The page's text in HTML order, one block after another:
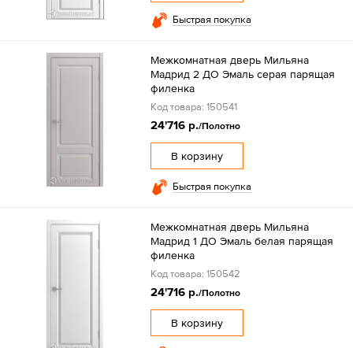
Быстрая покупка
Межкомнатная дверь Мильяна
Мадрид 2 ДО Эмаль серая парящая
филенка
Код товара: 150541
24'716 р./Полотно
В корзину
Быстрая покупка
Межкомнатная дверь Мильяна
Мадрид 1 ДО Эмаль белая парящая
филенка
Код товара: 150542
24'716 р./Полотно
В корзину